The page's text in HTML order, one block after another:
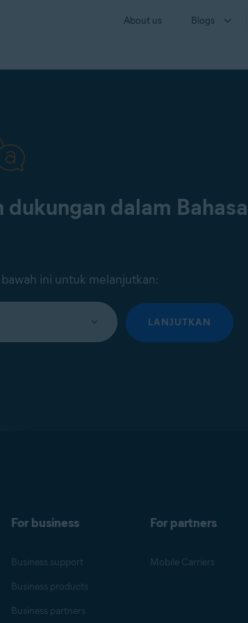
About us Blogs
dalam
ini untuk melanjutkan:
LANJUTKAN
For business
Business support
Business products
Business partners
For partners
Mobile Carriers